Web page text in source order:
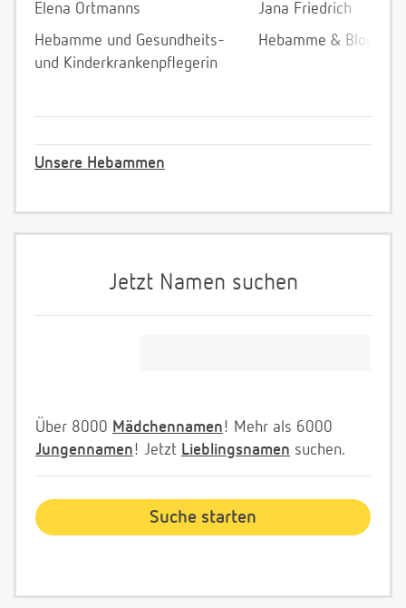
Elena Ortmanns
Hebamme und Gesundheits-
und Kinderkrankenpflegerin
Jana Friedrich
Hebamme &
Unsere Hebammen
Jetzt Namen suchen
Über 8000 Mädchennamen! Mehr als 6000
Jungennamen! Jetzt Lieblingsnamen suchen.